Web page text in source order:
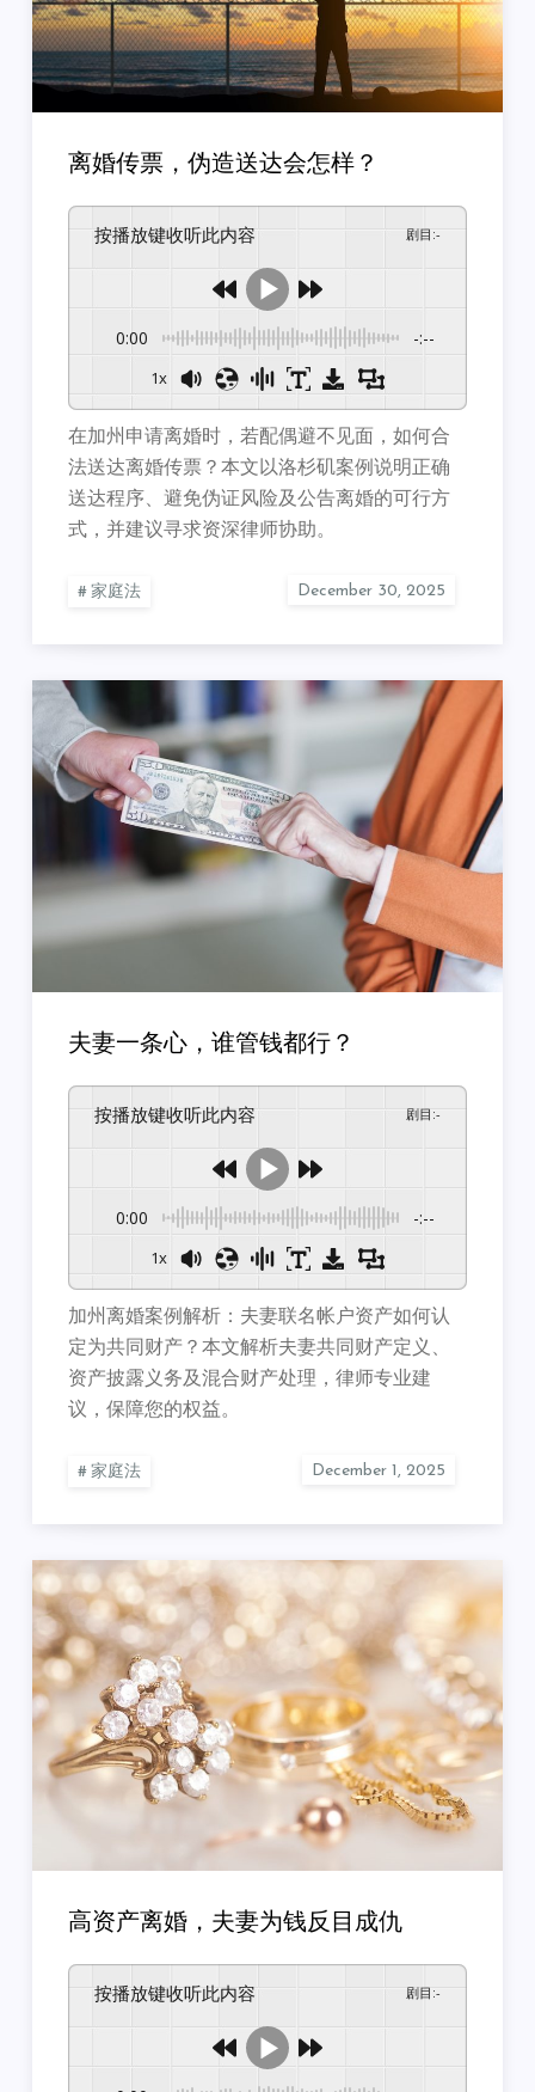
离婚传票，伪造送达会怎样？
按播放键收听此内容 剧目 :-
0:00 -:--
1x
在加州申请离婚时，若配偶避不见面，如何合
法送达离婚传票？本文以洛杉矶案例说明正确
送达程序、避免伪证风险及公告离婚的可行方
式，并建议寻求资深律师协助。
家庭法
夫妻一条心，谁管钱都行？
按播放键收听此内容 剧目 :-
0:00 -:--
1x
加州离婚案例解析：夫妻联名帐户资产如何认
定为共同财产？本文解析夫妻共同财产定义、
资产披露义务及混合财产处理，律师专业建
议，保障您的权益。
家庭法
高资产离婚，夫妻为钱反目成仇
按播放键收听此内容 剧目 :-